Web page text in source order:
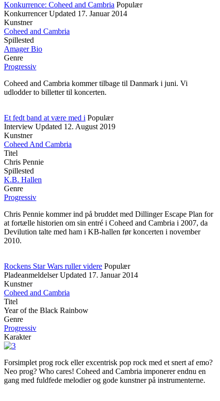
Konkurrence: Coheed and Cambria Populær
Konkurrencer Updated 17. Januar 2014
Kunstner
Coheed and Cambria
Spillested
Amager Bio
Genre
Progressiv
Coheed and Cambria kommer tilbage til Danmark i juni. Vi
udlodder to billetter til koncerten.
Et fedt band at være med i Populær
Interview Updated 12. August 2019
Kunstner
Coheed And Cambria
Titel
Chris Pennie
Spillested
K.B. Hallen
Genre
Progressiv
Chris Pennie kommer ind på bruddet med Dillinger Escape Plan for
at fortælle historien om sin entré i Coheed and Cambria i 2007, da
Devilution talte med ham i KB-hallen før koncerten i november
2010.
Rockens Star Wars ruller videre Populær
Pladeanmeldelser Updated 17. Januar 2014
Kunstner
Coheed and Cambria
Titel
Year of the Black Rainbow
Genre
Progressiv
Karakter
Forsimplet prog rock eller excentrisk pop rock med et snert af emo?
Neo prog? Who cares! Coheed and Cambria imponerer endnu en
gang med fuldfede melodier og gode kunstner på instrumenterne.